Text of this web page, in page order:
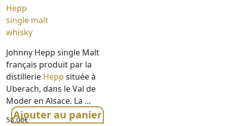
Hepp
single malt
whisky
Johnny Hepp single Malt
français produit par la
distillerie Hepp située à
Uberach, dans le Val de
Moder en Alsace. La ...
58,00€
Ajouter au panier